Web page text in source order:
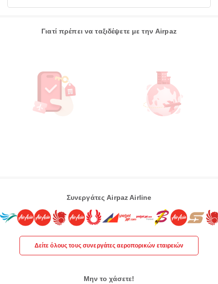
Γιατί πρέπει να ταξιδέψετε με την Airpaz
Συνεργάτες Airpaz Airline
Δείτε όλους τους συνεργάτες αεροπορικών εταιρειών
Μην το χάσετε!